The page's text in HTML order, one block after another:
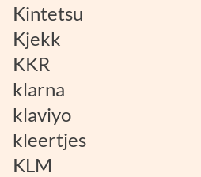
Kintetsu
Kjekk
KKR
klarna
klaviyo
kleertjes
KLM